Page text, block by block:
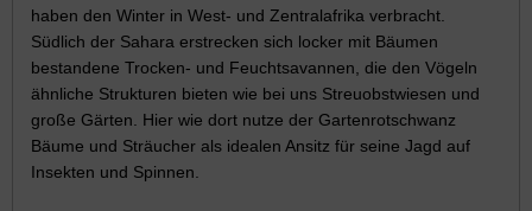
haben den Winter in West- und Zentralafrika verbracht.
Südlich der Sahara erstrecken sich locker mit Bäumen
bestandene Trocken- und Feuchtsavannen, die den Vögeln
ähnliche Strukturen bieten wie bei uns Streuobstwiesen und
große Gärten. Hier wie dort nutze der Gartenrotschwanz
Bäume und Sträucher als idealen Ansitz für seine Jagd auf
Insekten und Spinnen.